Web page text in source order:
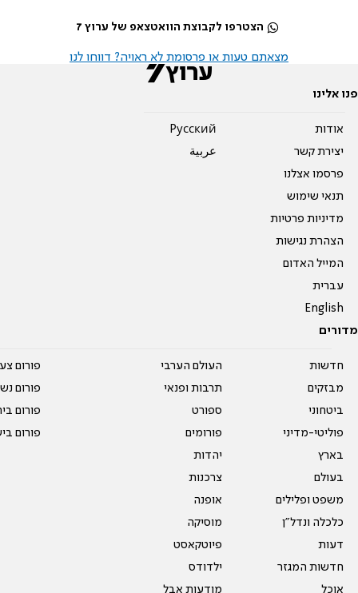
הצטרפו לקבוצת הוואטצאפ של ערוץ 7
מצאתם טעות או פרסומת לא ראויה? דווחו לנו
פנו אלינו
אודות
יצירת קשר
פרסמו אצלנו
תנאי שימוש
מדיניות פרטיות
הצהרת נגישות
המייל האדום
עברית
English
Pусский
عربية
מדורים
חדשות
מבזקים
ביטחוני
פוליטי-מדיני
בארץ
בעולם
משפט ופלילים
כלכלה ונדל"ן
דעות
חדשות המגזר
אוכל
העולם הערבי
תרבות ופנאי
ספורט
פורומים
יהדות
צרכנות
אופנה
מוסיקה
פיוטקאסט
ילדודס
מודעות אבל
פורום
פורום
פורום
פורום